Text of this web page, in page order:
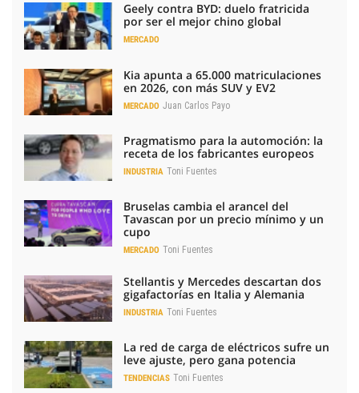
Geely contra BYD: duelo fratricida
por ser el mejor chino global
MERCADO
Kia apunta a 65.000 matriculaciones
en 2026, con más SUV y EV2
MERCADO Juan Carlos Payo
Pragmatismo para la automoción: la
receta de los fabricantes europeos
INDUSTRIA Toni Fuentes
Bruselas cambia el arancel del
Tavascan por un precio mínimo y un
cupo
MERCADO Toni Fuentes
Stellantis y Mercedes descartan dos
gigafactorías en Italia y Alemania
INDUSTRIA Toni Fuentes
La red de carga de eléctricos sufre un
leve ajuste, pero gana potencia
TENDENCIAS Toni Fuentes